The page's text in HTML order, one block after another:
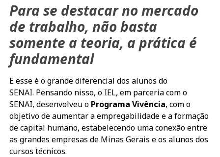
Para se destacar no mercado
de trabalho, não basta
somente a teoria, a prática é
fundamental
E esse é o grande diferencial dos alunos do
SENAI. Pensando nisso, o IEL, em parceria com o
SENAI, desenvolveu o Programa Vivência, com o
objetivo de aumentar a empregabilidade e a formação
de capital humano, estabelecendo uma conexão entre
as grandes empresas de Minas Gerais e os alunos dos
cursos técnicos.